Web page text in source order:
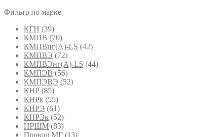
Фильтр по марке
КГН (39)
КМПВ (70)
КМПВнг(А)-LS (42)
КМПВЭ (72)
КМПВЭнг(А)-LS (44)
КМПЭВ (56)
КМПЭВЭ (52)
КНР (85)
КНРк (55)
КНРЭ (61)
КНРЭк (52)
НРШМ (83)
Провод МГ (13)